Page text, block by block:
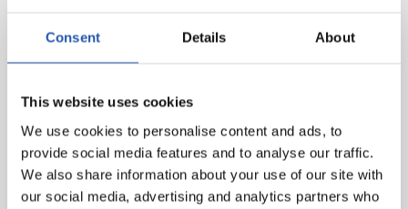
Consent Details About
This website uses cookies
We use cookies to personalise content and ads, to
provide social media features and to analyse our traffic.
We also share information about your use of our site with
our social media, advertising and analytics partners who
min.67), Take (Cho, min.84) y Sadiq (Oyarzabal, min.75).
Sevilla FC: Dmitrovic, Navas (cap), Sergio Ramos, Badé
(Nianzou, min.73), Pedrosa, Soumaré (Óliver, min.46),
Fernando (Rafa Mir, min.90), Rakitic, Ocampos (Gattoni,
min.90), Lukebakio (Januzaj, min.73) y En-Nesyri.